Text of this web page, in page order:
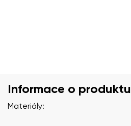
Informace o produktu
Materiály: